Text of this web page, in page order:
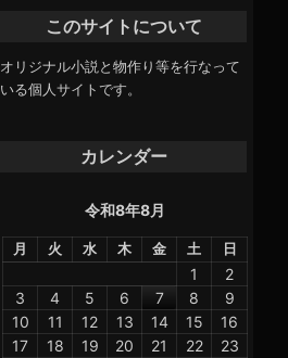
このサイトについて
オリジナル小説と物作り等を行なって
いる個人サイトです。
カレンダー
令和8年8月
月 火 水 木 金 土 日
1
2
3
4 5 6 7 8
9
10
11 12 13 14 15
16
17
18 19 20 21 22
23